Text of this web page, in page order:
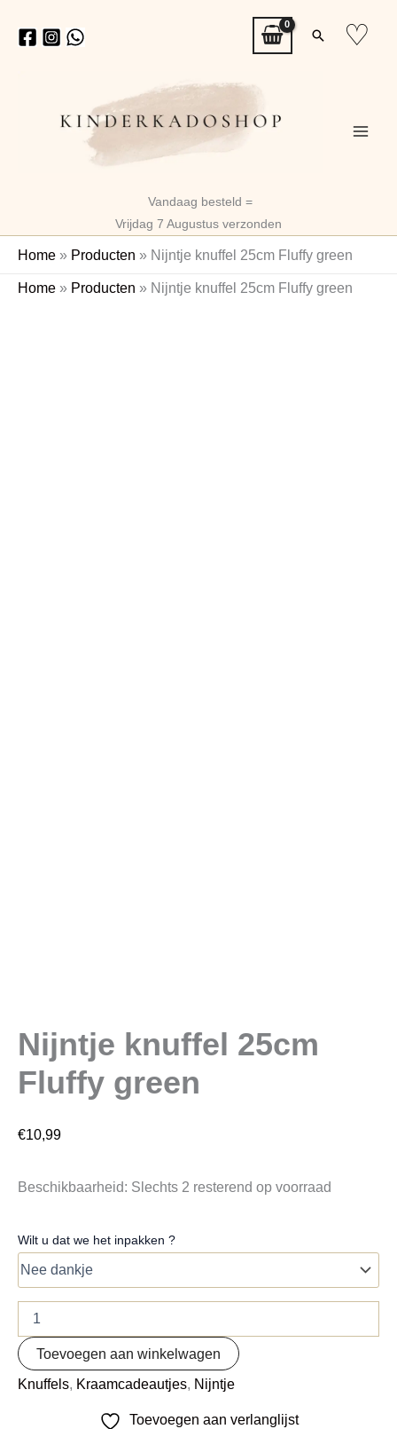
naar
Zoeken
♡
Vandaag besteld =
Vrijdag 7 Augustus verzonden
Home » Producten » Nijntje knuffel 25cm Fluffy green
Home » Producten » Nijntje knuffel 25cm Fluffy green
Nijntje knuffel 25cm
Fluffy green
€10,99
Beschikbaarheid: Slechts 2 resterend op voorraad
Wilt u dat we het inpakken ?
Nijntje
Toevoegen aan winkelwagen
Knuffels Kraamcadeautjes Nijntje
Toevoegen aan verlanglijst